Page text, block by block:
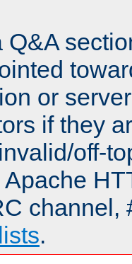
Q&A
or
if they
off-
channel,
.